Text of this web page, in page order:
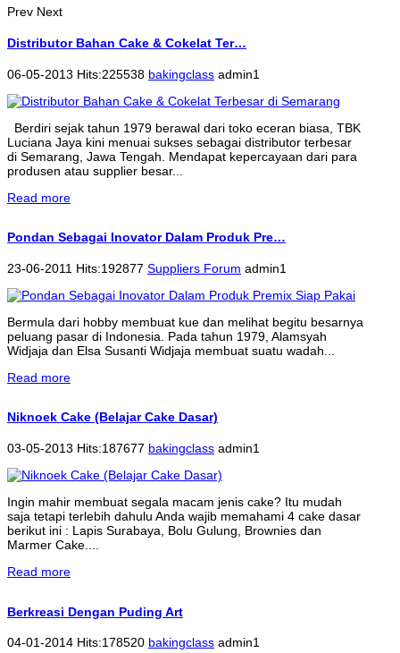
Prev Next
Distributor Bahan Cake & Cokelat Ter…
06-05-2013 Hits:225538 bakingclass admin1
Berdiri sejak tahun 1979 berawal dari toko eceran biasa, TBK
Luciana Jaya kini menuai sukses sebagai distributor terbesar
di Semarang, Jawa Tengah. Mendapat kepercayaan dari para
produsen atau supplier besar...
Read more
Pondan Sebagai Inovator Dalam Produk Pre…
23-06-2011 Hits:192877 Suppliers Forum admin1
Bermula dari hobby membuat kue dan melihat begitu besarnya
peluang pasar di Indonesia. Pada tahun 1979, Alamsyah
Widjaja dan Elsa Susanti Widjaja membuat suatu wadah...
Read more
Niknoek Cake (Belajar Cake Dasar)
03-05-2013 Hits:187677 bakingclass admin1
Ingin mahir membuat segala macam jenis cake? Itu mudah
saja tetapi terlebih dahulu Anda wajib memahami 4 cake dasar
berikut ini : Lapis Surabaya, Bolu Gulung, Brownies dan
Marmer Cake....
Read more
Berkreasi Dengan Puding Art
04-01-2014 Hits:178520 bakingclass admin1